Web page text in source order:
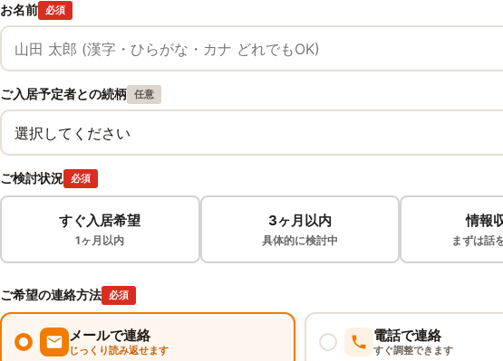
お名前 必須
ご入居予定者との続柄 任意
ご検討状況 必須
すぐ入居希望
1ヶ月以内
3ヶ月以内
具体的に検討中
情報
まずは話
ご希望の連絡方法 必須
メールで連絡
じっくり読み返せます
電話で連絡
すぐ調整できます